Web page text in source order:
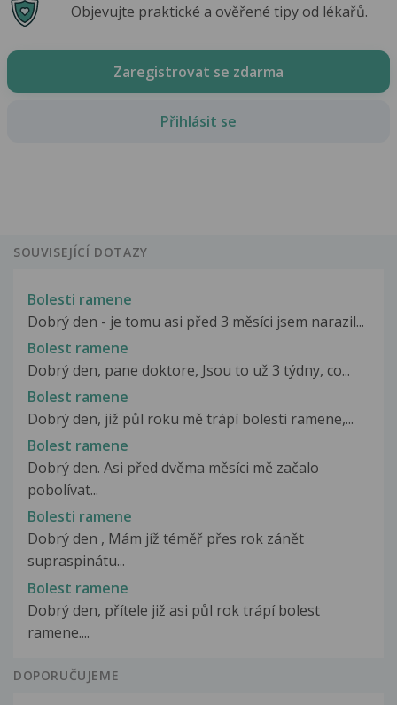
Objevujte praktické a ověřené tipy od lékařů.
Zaregistrovat se zdarma
Přihlásit se
SOUVISEJÍCÍ DOTAZY
Bolesti ramene
Dobrý den - je tomu asi před 3 měsíci jsem narazil...
Bolest ramene
Dobrý den, pane doktore, Jsou to už 3 týdny, co...
Bolest ramene
Dobrý den, již půl roku mě trápí bolesti ramene,...
Bolest ramene
Dobrý den. Asi před dvěma měsíci mě začalo
pobolívat...
Bolesti ramene
Dobrý den , Mám jíž téměř přes rok zánět
supraspinátu...
Bolest ramene
Dobrý den, přítele již asi půl rok trápí bolest
ramene....
DOPORUČUJEME